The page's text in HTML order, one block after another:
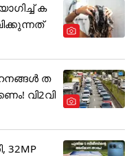
ക
ത
വി2വി
32MP